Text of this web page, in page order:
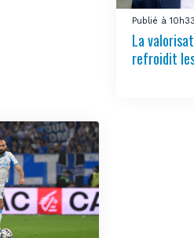
Publié à 10h33
La
refroidit